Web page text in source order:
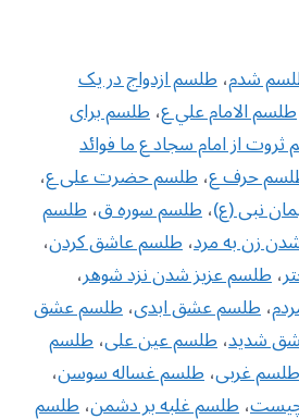
شدم،طلسم ازدواج در یک
طلسم الامام علي ع،طلسم برای
از امام سجاد ع ما فوائد
حرف ع،طلسم حضرت علی ع،
نبی (ع)،طلسم سوره ق،طلسم
زن به مرد،طلسم عاشق كردن،
،طلسم عزیز شدن نزد شوهر،
،طلسم عشق ابدی،طلسم عشق
شدید،طلسم عین علی،طلسم
طلسم غربی،طلسم غساله سوسن،
،طلسم غلبه بر دشمن،طلسم